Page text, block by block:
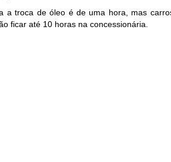
a troca de óleo é de uma hora, mas
ficar até 10 horas na concessionária.